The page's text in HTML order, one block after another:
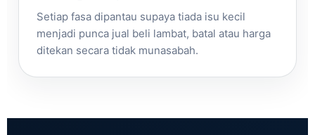
Setiap fasa dipantau supaya tiada isu kecil
menjadi punca jual beli lambat, batal atau harga
ditekan secara tidak munasabah.